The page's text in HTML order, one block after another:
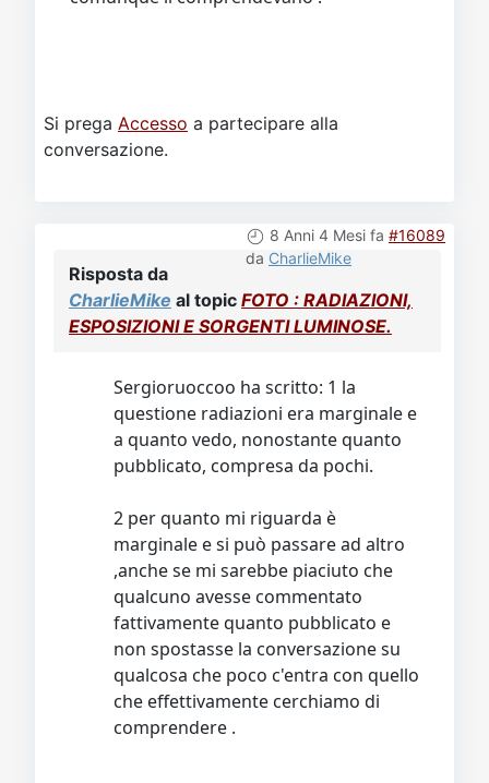
Si prega Accesso a partecipare alla
conversazione.
8 Anni 4 Mesi fa #16089
da CharlieMike
Risposta da
CharlieMike al topic FOTO : RADIAZIONI,
ESPOSIZIONI E SORGENTI LUMINOSE.
Sergioruoccoo ha scritto: 1 la
questione radiazioni era marginale e
a quanto vedo, nonostante quanto
pubblicato, compresa da pochi.
2 per quanto mi riguarda è
marginale e si può passare ad altro
,anche se mi sarebbe piaciuto che
qualcuno avesse commentato
fattivamente quanto pubblicato e
non spostasse la conversazione su
qualcosa che poco c'entra con quello
che effettivamente cerchiamo di
comprendere .